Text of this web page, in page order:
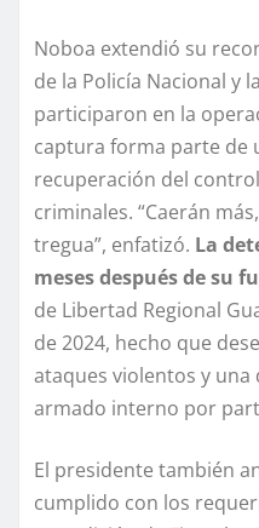
Noboa extendió su
de la Policía Nacional y
participaron en la
captura forma parte de
recuperación del
criminales. “Caerán
tregua”, enfatizó. La
meses después de su
de Libertad Regional
de 2024, hecho que
ataques violentos y
armado interno por
El presidente también
cumplido con los